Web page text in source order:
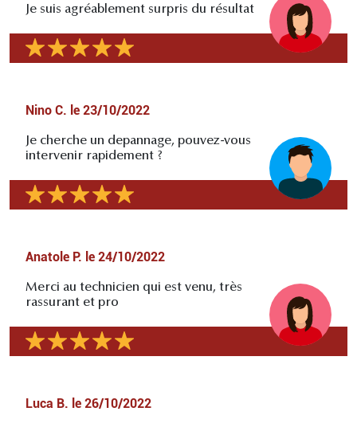
Je suis agréablement surpris du résultat
Nino C. le 23/10/2022
Je cherche un depannage, pouvez-vous
intervenir rapidement ?
Anatole P. le 24/10/2022
Merci au technicien qui est venu, très
rassurant et pro
Luca B. le 26/10/2022